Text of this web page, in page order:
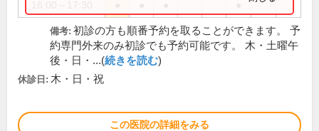
備考: 初診の方も順番予約を取ることができます。 予
約専門外来のみ初診でも予約可能です。 木・土曜午
後・日・...(続きを読む)
休診日: 木・日・祝
この医院の詳細をみる